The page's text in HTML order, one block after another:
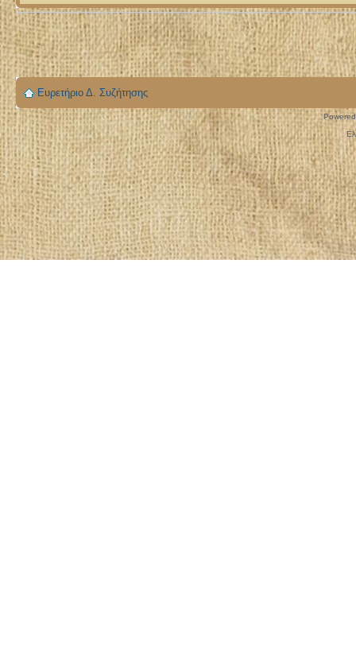
Ευρετήριο Δ. Συζήτησης